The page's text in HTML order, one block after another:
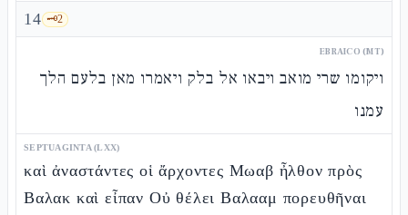
14 🗝️2
EBRAICO (MT)
ויקומו שרי מואב ויבאו אל בלק ויאמרו מאן בלעם הלך
עמנו
SEPTUAGINTA (LXX)
καὶ ἀναστάντες οἱ ἄρχοντες Μωαβ ἦλθον πρὸς
Βαλακ καὶ εἶπαν Οὐ θέλει Βαλααμ πορευθῆναι